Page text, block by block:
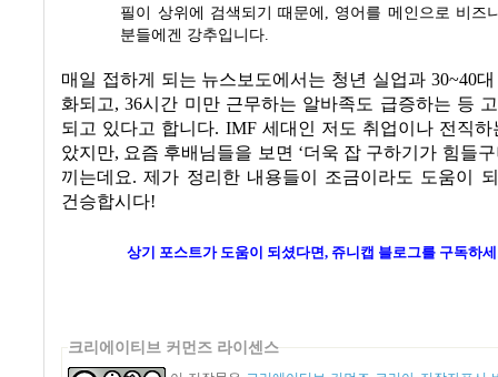
필이 상위에 검색되기 때문에, 영어를 메인으로 비즈
분들에겐 강추입니다.
매일 접하게 되는 뉴스보도에서는 청년 실업과30~40대
화되고, 36시간 미만 근무하는 알바족도 급증하는 등
되고 있다고 합니다. IMF 세대인 저도 취업이나 전직
았지만, 요즘 후배님들을 보면 ‘더욱 잡 구하기가 힘들
끼는데요.제가 정리한 내용들이 조금이라도 도움이
건승합시다!
상기 포스트가 도움이 되셨다면, 쥬니캡 블로그를 구독하
크리에이티브 커먼즈 라이센스